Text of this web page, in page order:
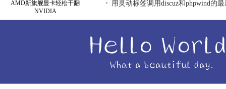
AMD新旗舰显卡轻松干翻
NVIDIA
用灵动标签调用discuz和phpwind的